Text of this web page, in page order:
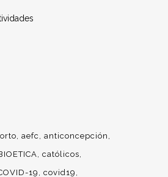
aefc
anticoncepción
católicos
19
covid19